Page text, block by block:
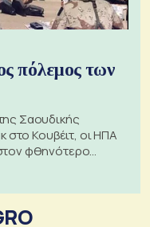
πόλεμος των
Σαουδικής
στο Κουβέιτ, οι ΗΠΑ
φθηνότερο